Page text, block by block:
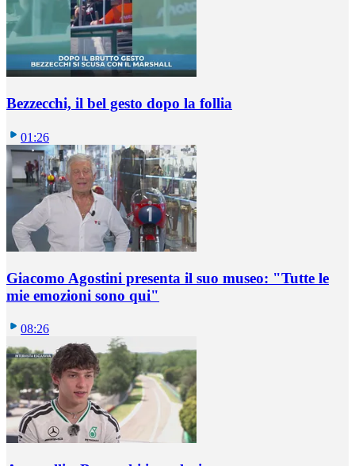
Bezzecchi, il bel gesto dopo la follia
01:26
Giacomo Agostini presenta il suo museo: "Tutte le
mie emozioni sono qui"
08:26